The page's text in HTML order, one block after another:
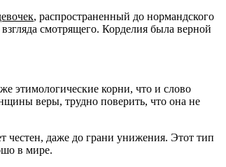
, распространенный до нормандского
смотрящего. Корделия была верной
этимологические корни, что и слово
веры, трудно поверить, что она не
честен, даже до грани унижения. Этот тип
в мире.